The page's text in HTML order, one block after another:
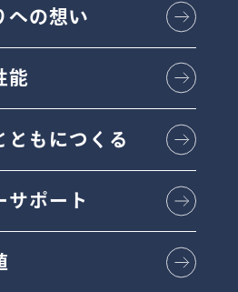
への想い
能
ともにつくる
サポート